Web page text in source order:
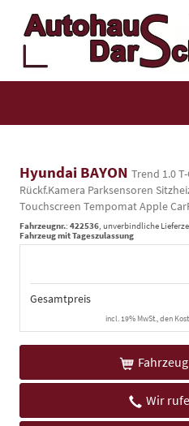
Hyundai BAYON Trend 1.0
Rückf.Kamera Parksensoren
Touchscreen Tempomat Apple
Fahrzeugnr.: 422536 , unverbindliche
Fahrzeug mit Tageszulassung
Gesamtpreis
incl. 19% MwSt., den
Wir